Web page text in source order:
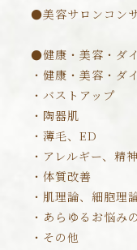
●美容サロンコン
●健康・美容・ダ
・健康・美容・ダ
・バストアップ
・陶器肌
・薄毛、ED
・アレルギー、精
・体質改善
・肌理論、細胞理
・あらゆるお悩み
・その他